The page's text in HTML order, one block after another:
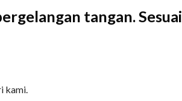
tangan. Sesuai
kami.